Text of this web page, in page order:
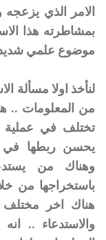
الامر الذي
بمشاطرته هذا
موضوع علمي شديد
لنأخذ اولا مسألة
من المعلومات ..
تختلف في
يحسن ربطها في
وهناك من
باستخراجها من
هناك اخر مختلف
والاستدعاء ..